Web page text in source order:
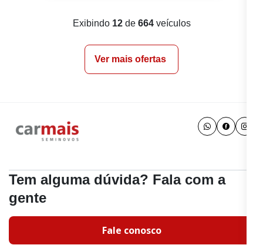
Exibindo 12de 664veículos
Ver mais ofertas
Tem alguma dúvida? Fala com a
gente
Fale conosco